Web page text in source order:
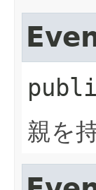
親を